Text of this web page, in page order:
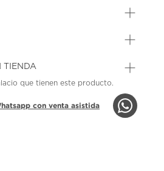
TIENDA
que tienen este producto.
con venta asistida